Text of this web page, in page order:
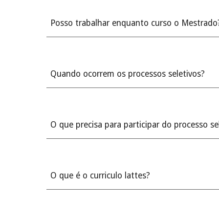
Posso trabalhar enquanto curso o
Quando ocorrem os processos seletivos?
O que precisa para participar do processo
O que é o curriculo lattes?